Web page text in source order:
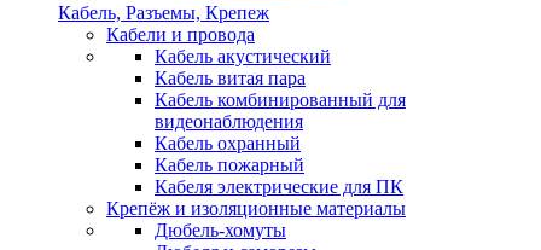
Кабель, Разъемы, Крепеж
Кабели и провода
Кабель акустический
Кабель витая пара
Кабель комбинированный для
видеонаблюдения
Кабель охранный
Кабель пожарный
Кабеля электрические для ПК
Крепёж и изоляционные материалы
Дюбель-хомуты